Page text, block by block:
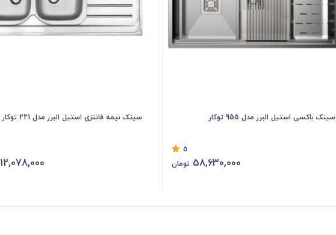
سینک باکسی استیل البرز مدل 955 توکار
5
58,630,000 تومان
سینک نیمه فانتزی استیل البرز مدل 221 توکار
12,078,000